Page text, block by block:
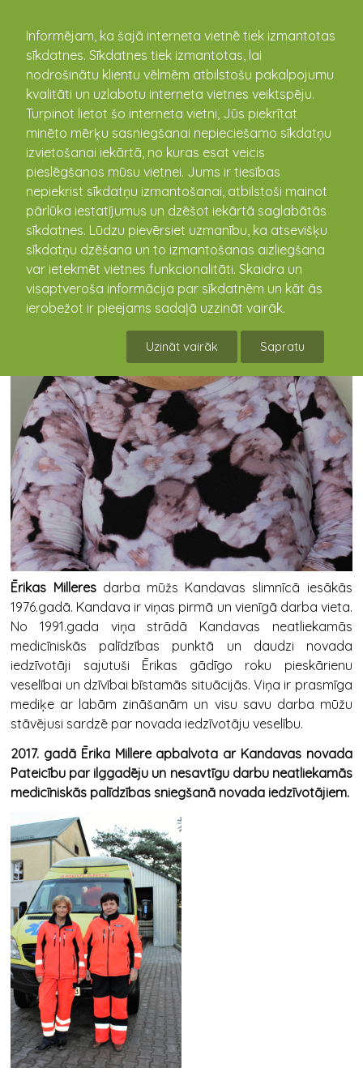
Informējam, ka šajā interneta vietnē tiek izmantotas
sīkdatnes. Sīkdatnes tiek izmantotas, lai
nodrošinātu klientu vēlmēm atbilstošu pakalpojumu
kvalitāti un uzlabotu interneta vietnes veiktspēju.
Turpinot lietot šo interneta vietni, Jūs piekrītat
minēto mērķu sasniegšanai nepieciešamo sīkdatņu
izvietošanai iekārtā, no kuras esat veicis
pieslēgšanos mūsu vietnei. Jums ir tiesības
nepiekrist sīkdatņu izmantošanai, atbilstoši mainot
pārlūka iestatījumus un dzēšot iekārtā saglabātās
sīkdatnes. Lūdzu pievērsiet uzmanību, ka atsevišķu
sīkdatņu dzēšana un to izmantošanas aizliegšana
var ietekmēt vietnes funkcionalitāti. Skaidra un
visaptveroša informācija par sīkdatnēm un kāt ās
ierobežot ir pieejams sadaļā uzzināt vairāk.
Uzināt vairāk Sapratu
kandava.lv
Ērika Millere
Ērikas Milleresdarba mūžs Kandavas slimnīcā iesākās
1976.gadā. Kandava ir viņas pirmā un vienīgā darba vieta.
No 1991.gada viņa strādā Kandavas neatliekamās
medicīniskās palīdzības punktā un daudzi novada
iedzīvotāji sajutuši Ērikas gādīgo roku pieskārienu
veselībai un dzīvībai bīstamās situācijās. Viņa ir prasmīga
mediķe ar labām zināšanām un visu savu darba mūžu
stāvējusi sardzē par novada iedzīvotāju veselību.
2017. gadā Ērika Millere apbalvota ar Kandavas novada
Pateicību par ilggadēju un nesavtīgu darbu neatliekamās
medicīniskās palīdzības sniegšanā novada iedzīvotājiem.